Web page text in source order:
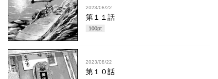
2023/08/22
第１１話
100pt
2023/08/22
第１０話